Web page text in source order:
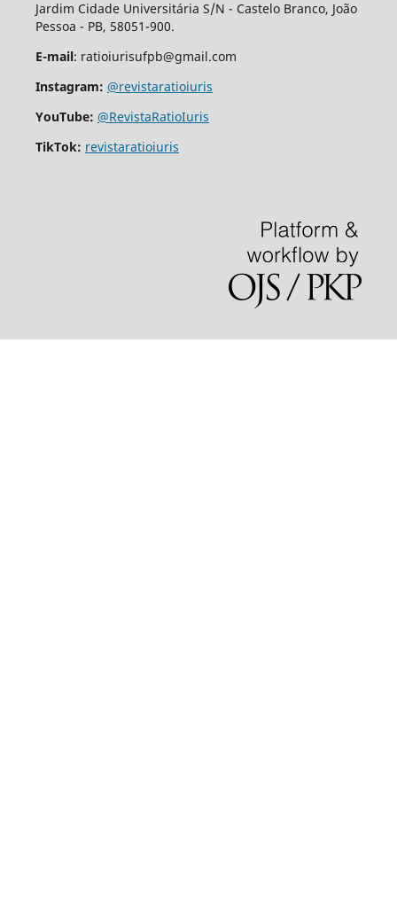
Jardim Cidade Universitária S/N - Castelo Branco, João
Pessoa - PB, 58051-900.
E-mail: ratioiurisufpb@gmail.com
Instagram: @revistaratioiuris
YouTube: @RevistaRatioIuris
TikTok: revistaratioiuris